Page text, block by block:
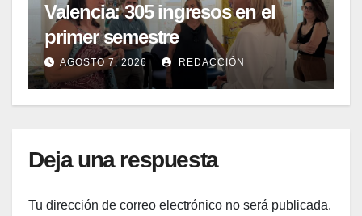
Valencia: 305 ingresos en el
primer semestre
AGOSTO 7, 2026 REDACCIÓN
Deja una respuesta
Tu dirección de correo electrónico no será publicada.